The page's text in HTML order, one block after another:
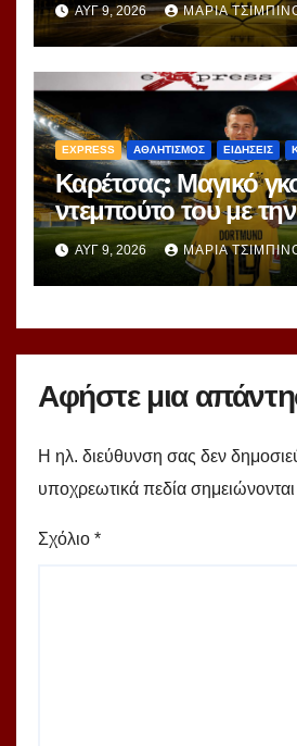
ΑΥΓ 9, 2026 ΜΑΡΊΑ
EXPRESS ΑΘΛΗΤΙΣΜΟΣ ΕΙΔΗΣΕΙΣ
Καρέτσας: Μαγικό
ντεμπούτο του με την
Ντόρτμουντ!
ΑΥΓ 9, 2026 ΜΑΡΊΑ
Αφήστε μια
Η ηλ. διεύθυνση σας δεν
υποχρεωτικά πεδία
Σχόλιο *